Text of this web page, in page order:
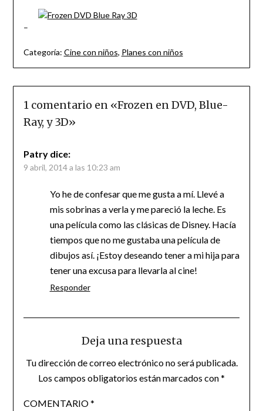
–
Categoría: Cine con niños, Planes con niños
1 comentario en «Frozen en DVD, Blue-
Ray, y 3D»
Patry dice:
9 abril, 2014 a las 10:23 am
Yo he de confesar que me gusta a mí. Llevé a
mis sobrinas a verla y me pareció la leche. Es
una película como las clásicas de Disney. Hacía
tiempos que no me gustaba una película de
dibujos así. ¡Estoy deseando tener a mi hija para
tener una excusa para llevarla al cine!
Responder
Deja una respuesta
Tu dirección de correo electrónico no será publicada.
Los campos obligatorios están marcados con*
COMENTARIO*